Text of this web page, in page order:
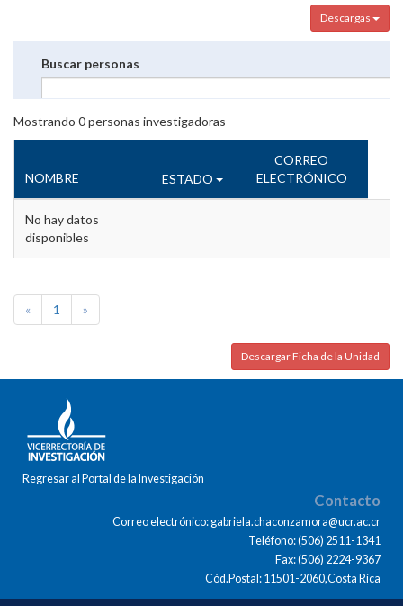
Descargas
Buscar personas
Mostrando 0personas investigadoras
NOMBRE ESTADO
CORREO
ELECTRÓNICO
No hay datos
disponibles
« 1 »
Descargar Ficha de la Unidad
Regresar al Portal de la Investigación
Contacto
Correo electrónico: gabriela.chaconzamora@ucr.ac.cr
Teléfono: (506) 2511-1341
Fax: (506) 2224-9367
Cód.Postal: 11501-2060,Costa Rica